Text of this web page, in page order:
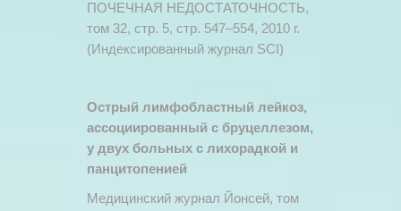
ПОЧЕЧНАЯ НЕДОСТАТОЧНОСТЬ,
том 32, стр. 5, стр. 547–554, 2010 г.
(Индексированный журнал SCI)
Острый лимфобластный лейкоз,
ассоциированный с бруцеллезом,
у двух больных с лихорадкой и
панцитопенией
Медицинский журнал Йонсей, том